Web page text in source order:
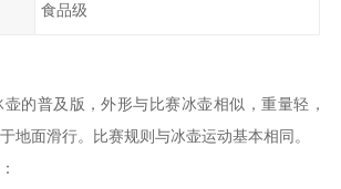
食品级
的普及版，外形与比赛冰壶相似，重量轻，
地面滑行。比赛规则与冰壶运动基本相同。